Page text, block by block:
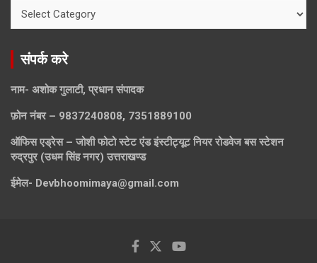
संपर्क करे
नाम- अशोक गुलाटी, प्रधान संपादक
फ़ोन नंबर – 9837240808, 7351889100
ऑफिस एड्रेस – जोशी फोटो स्टेट एंड इंस्टीट्यूट नियर रोडवेज बस स्टेशन
रुद्रपुर (उधम सिंह नगर) उत्तराखण्ड
ईमेल- Devbhoomimaya@gmail.com